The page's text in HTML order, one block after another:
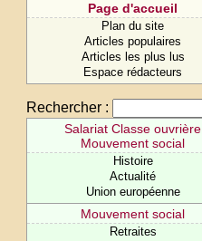
Page d'accueil
Plan du site
Articles populaires
Articles les plus lus
Espace rédacteurs
Rechercher :
Salariat Classe ouvrière
Mouvement social
Histoire
Actualité
Union européenne
Mouvement social
Retraites